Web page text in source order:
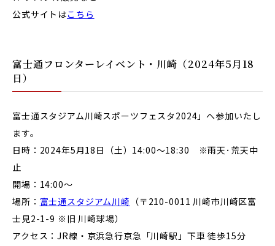
公式サイトはこちら
富士通フロンターレイベント・川崎（2024年5月18
日）
富士通スタジアム川崎スポーツフェスタ2024」へ参加いたし
ます。
日時：2024年5月18日（土）14:00～18:30 ※雨天･荒天中
止
開場：14:00～
場所： 富士通スタジアム川崎 （〒210-0011 川崎市川崎区富
士見2-1-9 ※旧 川崎球場）
アクセス：JR線・京浜急行京急「川崎駅」下車 徒歩15分